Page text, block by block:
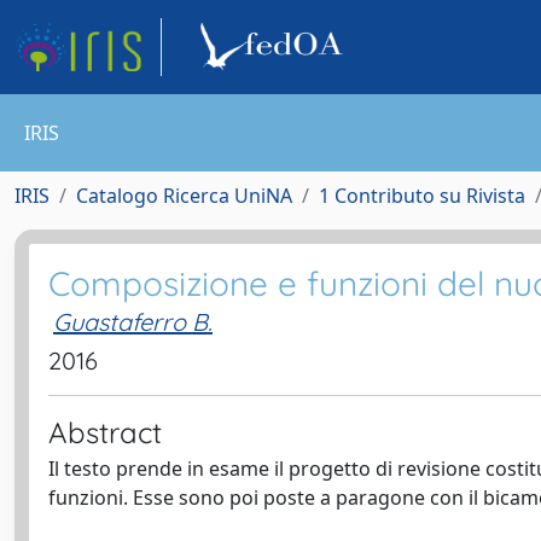
IRIS
IRIS Catalogo Ricerca UniNA 1 Contributo su Rivista
Composizione e funzioni del
Guastaferro B.
2016
Abstract
Il testo prende in esame il progetto di revisione
funzioni. Esse sono poi poste a paragone con il